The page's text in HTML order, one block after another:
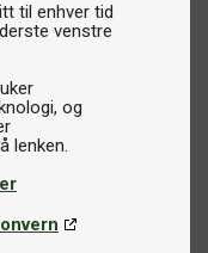
til enhver tid
venstre
og